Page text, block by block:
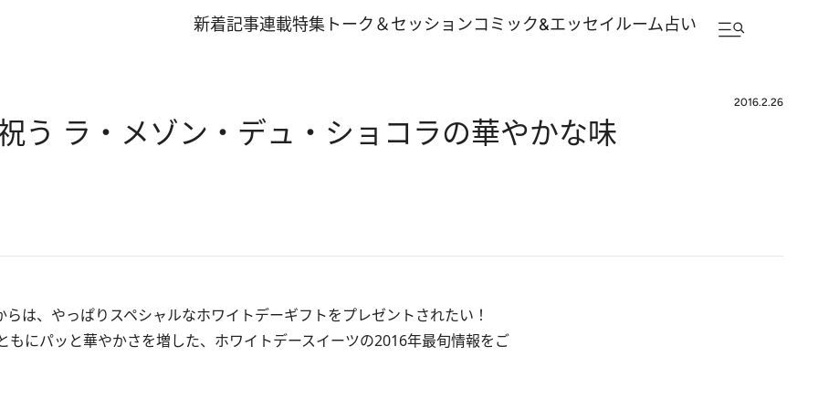
新着記事連載特集 トーク＆セッションコミック&エッセイルーム占い
2016.2.26
う ラ・メゾン・デュ・ショコラの華やかな味
は、やっぱりスペシャルなホワイトデーギフトをプレゼントされたい！
にパッと華やかさを増した、ホワイトデースイーツの2016年最旬情報をご